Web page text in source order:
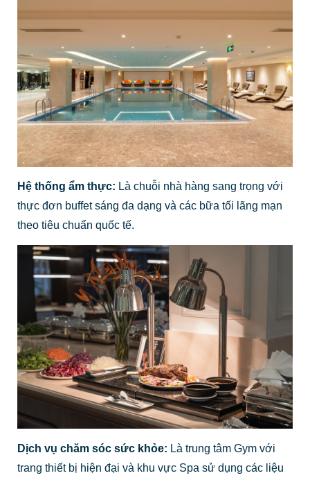
Hệ thống ẩm thực: Là chuỗi nhà hàng sang trọng với
thực đơn buffet sáng đa dạng và các bữa tối lãng mạn
theo tiêu chuẩn quốc tế.
Dịch vụ chăm sóc sức khỏe: Là trung tâm Gym với
trang thiết bị hiện đại và khu vực Spa sử dụng các liệu